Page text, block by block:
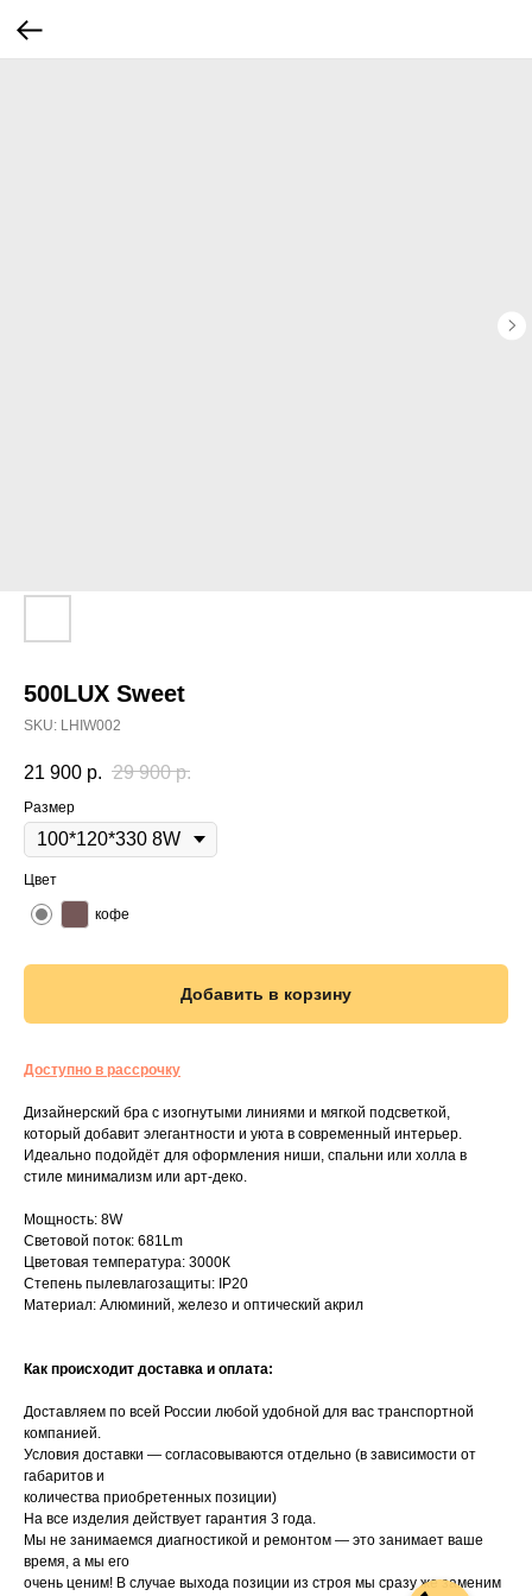
500LUX Sweet
SKU: LHIW002
21 900 р. 29 900 р.
Размер
Цвет
кофе
Добавить в корзину
Доступно в рассрочку
Дизайнерский бра с изогнутыми линиями и мягкой подсветкой,
который добавит элегантности и уюта в современный интерьер.
Идеально подойдёт для оформления ниши, спальни или холла в
стиле минимализм или арт-деко.
Мощность: 8W
Световой поток: 681Lm
Цветовая температура: 3000К
Степень пылевлагозащиты: IP20
Материал: Алюминий, железо и оптический акрил
Как происходит доставка и оплата:
Доставляем по всей России любой удобной для вас транспортной
компанией.
Условия доставки — согласовываются отдельно (в зависимости от
габаритов и
количества приобретенных позиции)
На все изделия действует гарантия 3 года.
Мы не занимаемся диагностикой и ремонтом — это занимает ваше
время, а мы его
очень ценим! В случае выхода позиции из строя мы сразу же заменим